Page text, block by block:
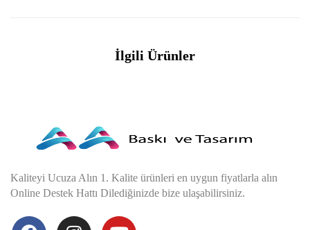
İlgili Ürünler
Kaliteyi Ucuza Alın 1. Kalite ürünleri en uygun fiyatlarla alın
Online Destek Hattı Dilediğinizde bize ulaşabilirsiniz.